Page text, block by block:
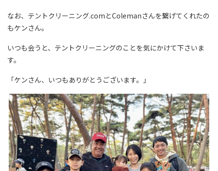
なお、テントクリーニング.comとColemanさんを繋げてくれたの
もケンさん。
いつも会うと、テントクリーニングのことを気にかけて下さいま
す。
「ケンさん、いつもありがとうございます。」